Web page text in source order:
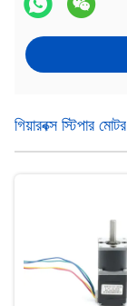
গিয়ারবক্স স্টিপার মোটর